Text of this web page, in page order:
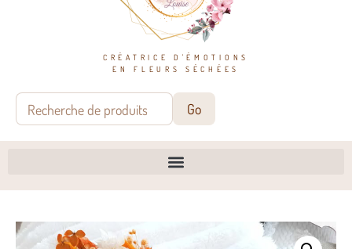
CRÉATRICE D'ÉMOTIONS
EN FLEURS SÉCHÉES